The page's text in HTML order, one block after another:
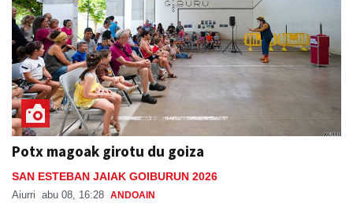
Potx magoak girotu du goiza
SAN ESTEBAN JAIAK GOIBURUN 2026
Aiurri abu 08, 16:28 ANDOAIN